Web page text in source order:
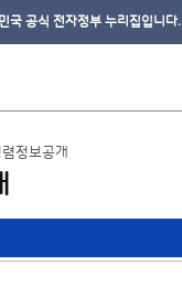
국 공식 전자정부 누리집입니다.
렴정보공개